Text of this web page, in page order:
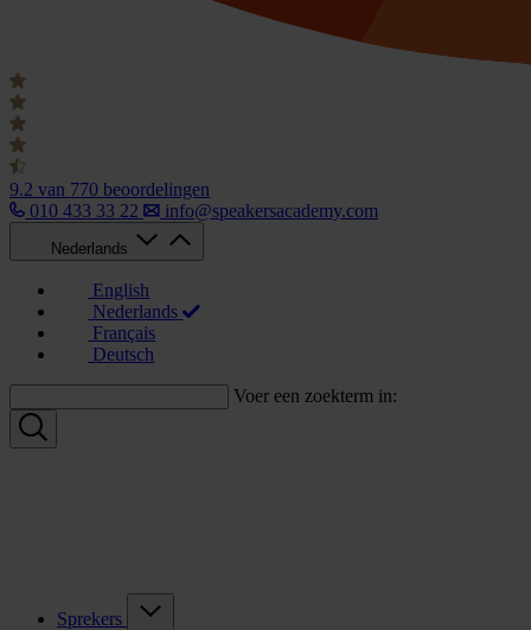
9.2 van 770 beoordelingen
010 433 33 22
info@speakersacademy.com
Nederlands
English
Nederlands
Français
Deutsch
Voer een zoekterm in:
Sprekers